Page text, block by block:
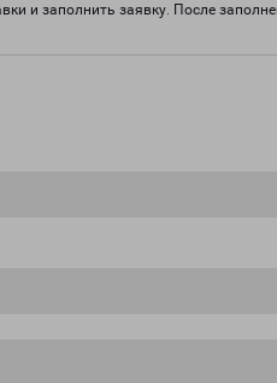
и заполнить заявку. После